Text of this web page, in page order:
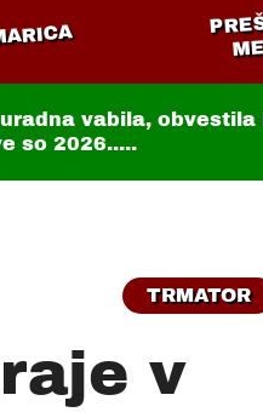
vabila,
so 2026.....
TRMATOR
v